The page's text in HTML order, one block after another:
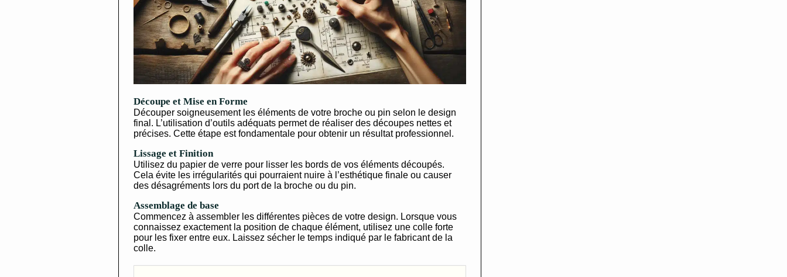
Découpe et Mise en Forme
Découper soigneusement les éléments de votre broche ou pin selon le design
final. L’utilisation d’outils adéquats permet de réaliser des découpes nettes et
précises. Cette étape est fondamentale pour obtenir un résultat professionnel.
Lissage et Finition
Utilisez du papier de verre pour lisser les bords de vos éléments découpés.
Cela évite les irrégularités qui pourraient nuire à l’esthétique finale ou causer
des désagréments lors du port de la broche ou du pin.
Assemblage de base
Commencez à assembler les différentes pièces de votre design. Lorsque vous
connaissez exactement la position de chaque élément, utilisez une colle forte
pour les fixer entre eux. Laissez sécher le temps indiqué par le fabricant de la
colle.